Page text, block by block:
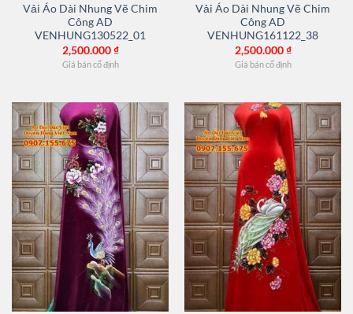
Vải Áo Dài Nhung Vẽ Chim
Công AD
VENHUNG130522_01
2,500.000₫
Giá bán cố định
Vải Áo Dài Nhung Vẽ Chim
Công AD
VENHUNG161122_38
2,500.000₫
Giá bán cố định